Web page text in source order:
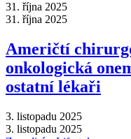
31. října 2025
31. října 2025
Američtí
onkologická
ostatní lékaři
3. listopadu 2025
3. listopadu 2025